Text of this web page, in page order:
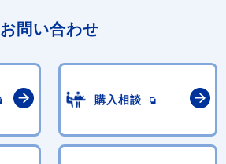
お問い合わせ
購入相談